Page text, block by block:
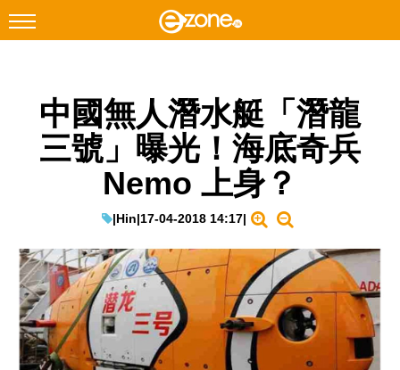
Facebook Instagram
科技焦點
教學評測
EduTech
IT Times
生成式AI與雲端應用
中國無人潛水艇「潛龍
三號」曝光！海底奇兵
Nemo 上身？
|Hin|17-04-2018 14:17|